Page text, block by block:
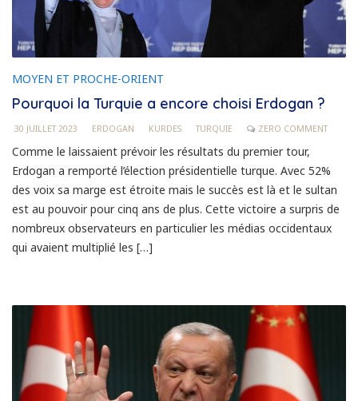
MOYEN ET PROCHE-ORIENT
Pourquoi la Turquie a encore choisi Erdogan ?
30 JUILLET 2023 ERDOGAN KURDES TURQUIE ZERO COMMENT
Comme le laissaient prévoir les résultats du premier tour,
Erdogan a remporté l’élection présidentielle turque. Avec 52%
des voix sa marge est étroite mais le succès est là et le sultan
est au pouvoir pour cinq ans de plus. Cette victoire a surpris de
nombreux observateurs en particulier les médias occidentaux
qui avaient multiplié les […]